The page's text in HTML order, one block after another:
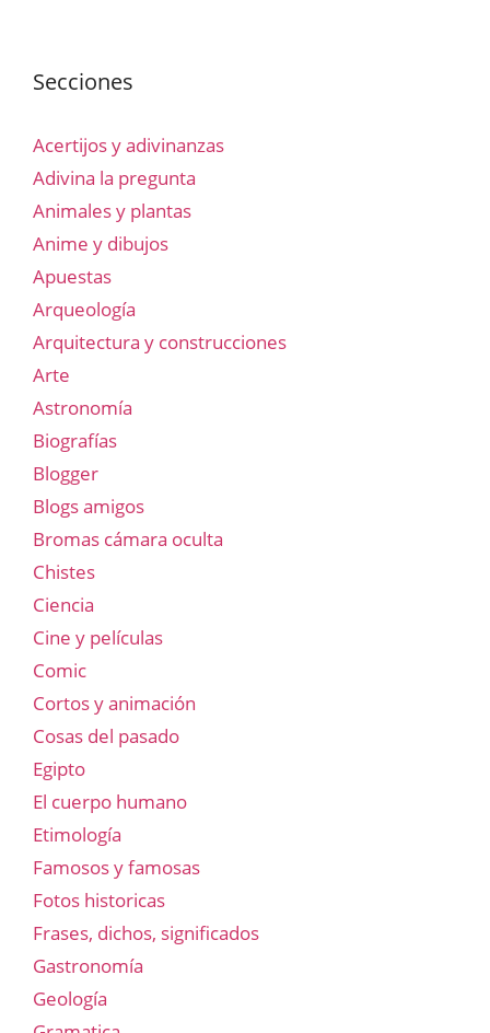
Secciones
Acertijos y adivinanzas
Adivina la pregunta
Animales y plantas
Anime y dibujos
Apuestas
Arqueología
Arquitectura y construcciones
Arte
Astronomía
Biografías
Blogger
Blogs amigos
Bromas cámara oculta
Chistes
Ciencia
Cine y películas
Comic
Cortos y animación
Cosas del pasado
Egipto
El cuerpo humano
Etimología
Famosos y famosas
Fotos historicas
Frases, dichos, significados
Gastronomía
Geología